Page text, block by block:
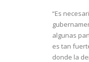
“Es
algunas
es tan
donde la